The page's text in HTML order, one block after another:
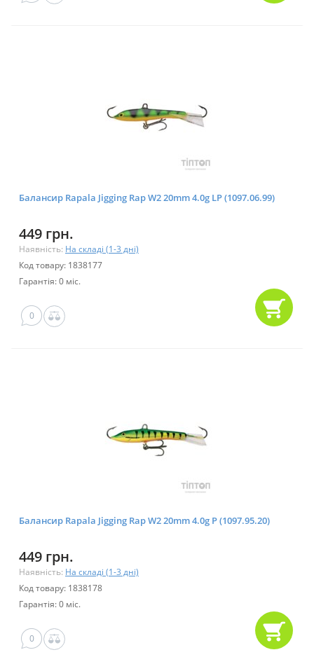
Балансир Rapala Jigging Rap W2 20mm 4.0g LP (1097.06.99)
449 грн.
Наявність: На складі (1-3 дні)
Код товару: 1838177
Гарантія: 0 міс.
0
Балансир Rapala Jigging Rap W2 20mm 4.0g P (1097.95.20)
449 грн.
Наявність: На складі (1-3 дні)
Код товару: 1838178
Гарантія: 0 міс.
0